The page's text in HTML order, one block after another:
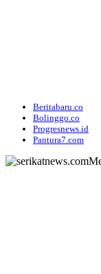
Beritabaru.co
Bolinggo.co
Progresnews.id
Pantura7.com